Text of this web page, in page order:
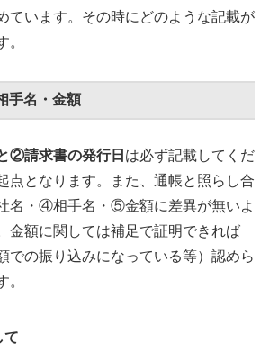
ています。その時にどのような記載が
。
手名・金額
②請求書の発行日 は必ず記載してくだ
点となります。また、通帳と照らし合
名・④相手名・⑤金額に差異が無いよ
金額に関しては補足で証明できれば
での振り込みになっている等）認めら
。
て